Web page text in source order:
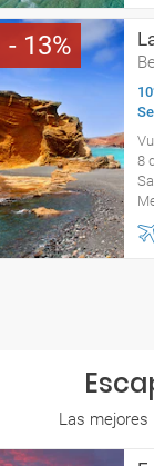
13
8
Las mejores